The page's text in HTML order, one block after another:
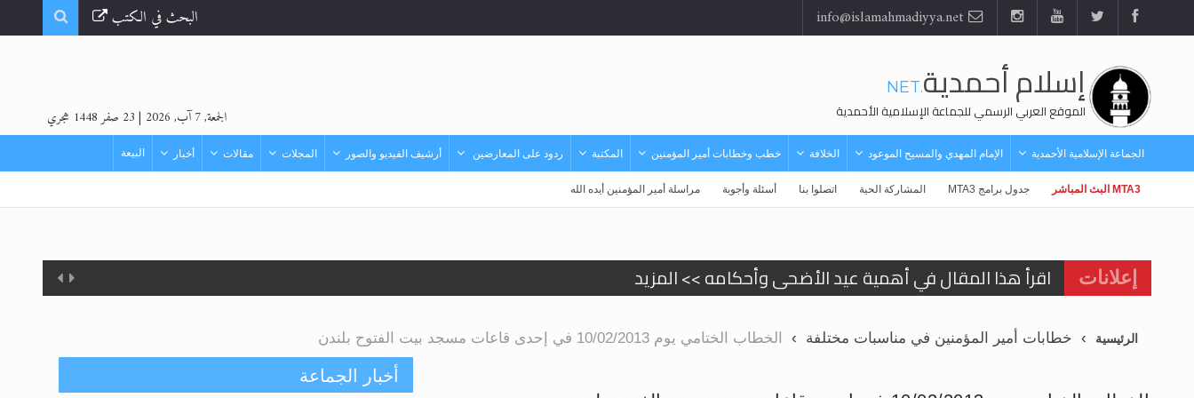
البحث في الكتب
إسلام أحمدية.NET
الموقع العربي الرسمي للجماعة الإسلامية الأحمدية الجمعة, 7 آب, 2026 | 23 صفر 1448 هجري
الجماعة الإسلامية الأحمدية الإمام المهدي والمسيح الموعود الخلافة خطب وخطابات أمير المؤمنين المكتبة ردود على المعارضين أرشيف الفيديو والصور المجلات مقالات أخبار البيعة
MTA3 البث المباشر جدول برامج MTA3 المشاركة الحية اتصلوا بنا أسئلة وأجوبة مراسلة أمير المؤمنين أيده الله
إعلانات
اقرأ هذا المقال في أهمية عيد الأضحى وأحكامه >> المزيد
تعميم هامّ لأفراد الجماعة >> المزيد
الرئيسية خطابات أمير المؤمنين في مناسبات مختلفة الخطاب الختامي يوم 10/02/2013 في إحدى قاعات مسجد بيت الفتوح بلندن
أخبار الجماعة